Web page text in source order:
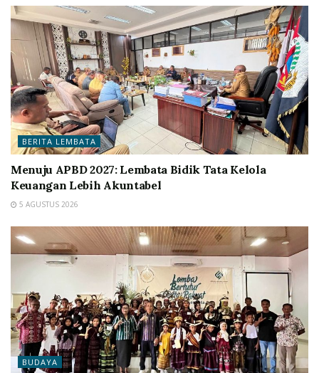
BERITA LEMBATA
Menuju APBD 2027: Lembata Bidik Tata Kelola
Keuangan Lebih Akuntabel
5 AGUSTUS 2026
BUDAYA